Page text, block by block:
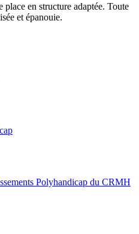
place en structure adaptée. Toute
et épanouie.
Polyhandicap du CRMH